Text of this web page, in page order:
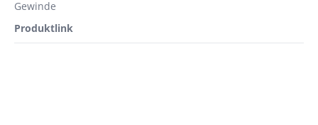
Gewinde
Produktlink